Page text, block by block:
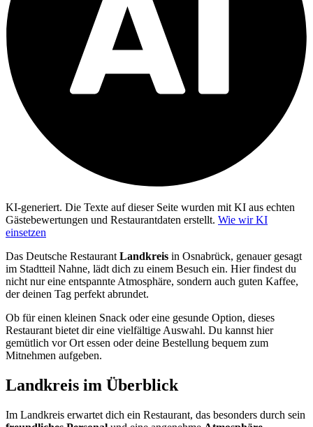
KI-generiert. Die Texte auf dieser Seite wurden mit KI aus echten
Gästebewertungen und Restaurantdaten erstellt. Wie wir KI
einsetzen
Das Deutsche Restaurant Landkreis in Osnabrück, genauer gesagt
im Stadtteil Nahne, lädt dich zu einem Besuch ein. Hier findest du
nicht nur eine entspannte Atmosphäre, sondern auch guten Kaffee,
der deinen Tag perfekt abrundet.
Ob für einen kleinen Snack oder eine gesunde Option, dieses
Restaurant bietet dir eine vielfältige Auswahl. Du kannst hier
gemütlich vor Ort essen oder deine Bestellung bequem zum
Mitnehmen aufgeben.
Landkreis im Überblick
Im Landkreis erwartet dich ein Restaurant, das besonders durch sein